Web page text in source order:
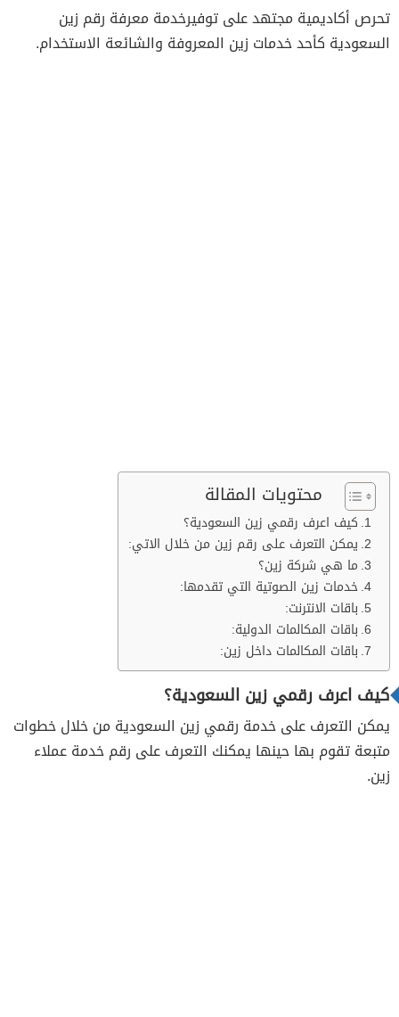
تحرص أكاديمية مجتهد على توفيرخدمة معرفة رقم زين
السعودية كأحد خدمات زين المعروفة والشائعة الاستخدام.
محتويات المقالة
كيف اعرف رقمي زين السعودية؟
يمكن التعرف على رقم زين من خلال الاتي:
ما هي شركة زين؟
خدمات زين الصوتية التي تقدمها:
باقات الانترنت:
باقات المكالمات الدولية:
باقات المكالمات داخل زين:
كيف اعرف رقمي زين السعودية؟
يمكن التعرف على خدمة رقمي زين السعودية من خلال خطوات
متبعة تقوم بها حينها يمكنك التعرف على رقم خدمة عملاء
زين.